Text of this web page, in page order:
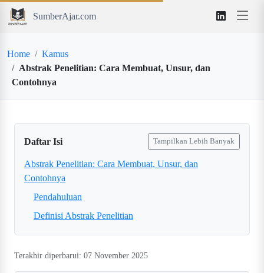
SumberAjar.com
Home
Kamus
Abstrak Penelitian: Cara Membuat, Unsur, dan
Contohnya
Daftar Isi Tampilkan Lebih Banyak
Abstrak Penelitian: Cara Membuat, Unsur, dan
Contohnya
Pendahuluan
Definisi Abstrak Penelitian
Terakhir diperbarui: 07 November 2025